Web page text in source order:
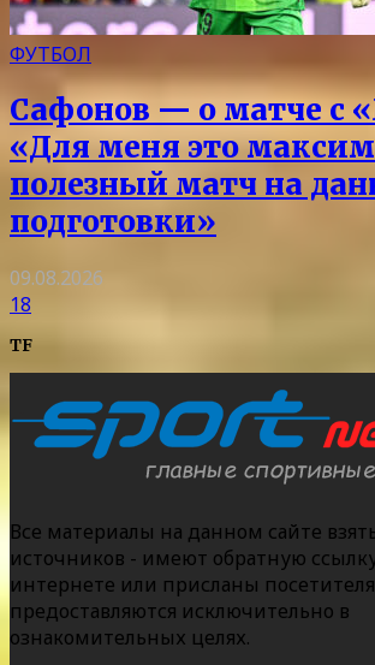
ФУТБОЛ
Сафонов — о матче с
«Для меня это
полезный матч на
подготовки»
09.08.2026
18
TF
Все материалы на данном сайте
источников - имеют обратную
интернете или присланы
предоставляются исключительно в
ознакомительных целях.